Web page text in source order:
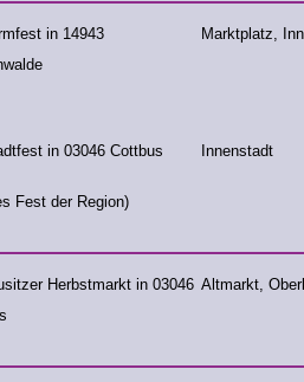
in 14943
Marktplatz,
in 03046 Cottbus
Fest der Region)
Innenstadt
Herbstmarkt in 03046 Altmarkt,